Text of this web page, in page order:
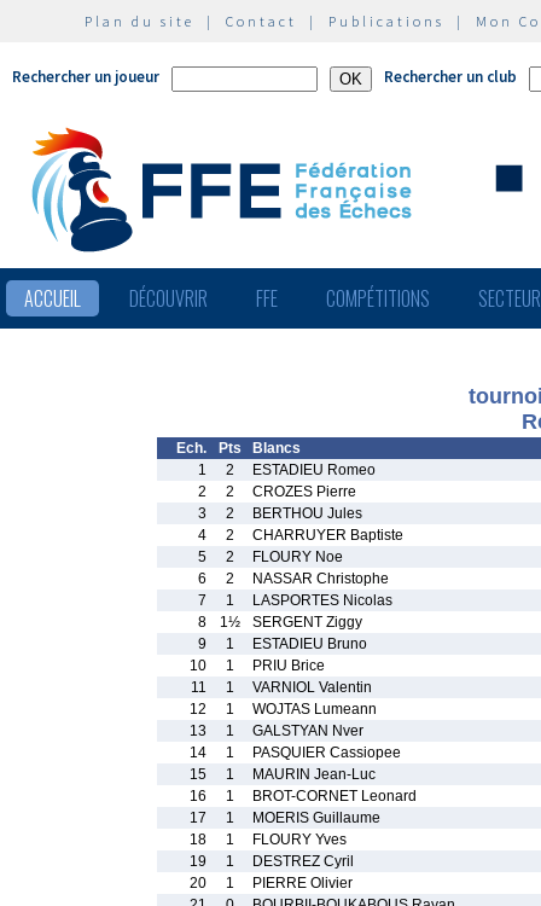
Plan du site | Contact | Publications | Mon
Rechercher un joueur Rechercher un club
ACCUEIL DÉCOUVRIR FFE COMPÉTITIONS
Ech. Pts
Blancs
1
2
ESTADIEU Romeo
2
2
CROZES Pierre
3
2
BERTHOU Jules
4
2
CHARRUYER Baptiste
5
2
FLOURY Noe
6
2
NASSAR Christophe
7
1
LASPORTES Nicolas
8
1½
SERGENT Ziggy
9
1
ESTADIEU Bruno
10
1
PRIU Brice
11
1
VARNIOL Valentin
12
1
WOJTAS Lumeann
13
1
GALSTYAN Nver
14
1
PASQUIER Cassiopee
15
1
MAURIN Jean-Luc
16
1
BROT-CORNET Leonard
17
1
MOERIS Guillaume
18
1
FLOURY Yves
19
1
DESTREZ Cyril
20
1
PIERRE Olivier